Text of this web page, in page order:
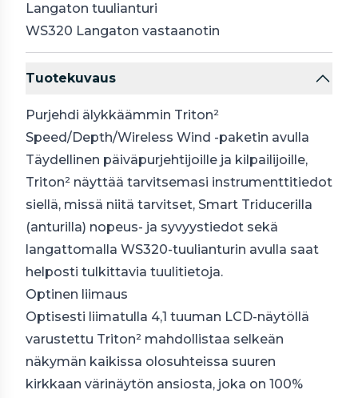
Langaton tuulianturi
WS320 Langaton vastaanotin
Tuotekuvaus
Purjehdi älykkäämmin Triton²
Speed/Depth/Wireless Wind -paketin avulla
Täydellinen päiväpurjehtijoille ja kilpailijoille,
Triton² näyttää tarvitsemasi instrumenttitiedot
siellä, missä niitä tarvitset, Smart Triducerilla
(anturilla) nopeus- ja syvyystiedot sekä
langattomalla WS320-tuulianturin avulla saat
helposti tulkittavia tuulitietoja.
Optinen liimaus
Optisesti liimatulla 4,1 tuuman LCD-näytöllä
varustettu Triton² mahdollistaa selkeän
näkymän kaikissa olosuhteissa suuren
kirkkaan värinäytön ansiosta, joka on 100%